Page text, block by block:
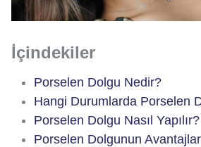
İçindekiler
Porselen Dolgu Nedir?
Hangi Durumlarda Porselen
Porselen Dolgu Nasıl Yapılır?
Porselen Dolgunun